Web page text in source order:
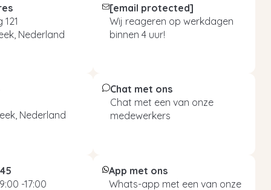
Nederland
[email protected]
Wij reageren op werkdagen
binnen 4 uur!
Nederland
Chat met ons
Chat met een van onze
medewerkers
-17:00
App met ons
Whats-app met een van onze